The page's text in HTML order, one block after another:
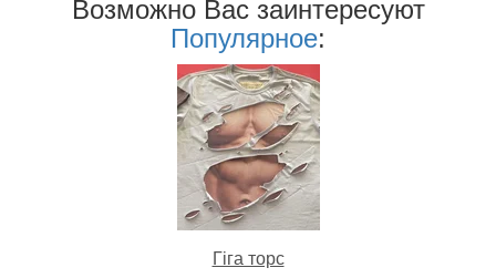
Возможно Ваc заинтересуют
Популярное:
Гіга торс